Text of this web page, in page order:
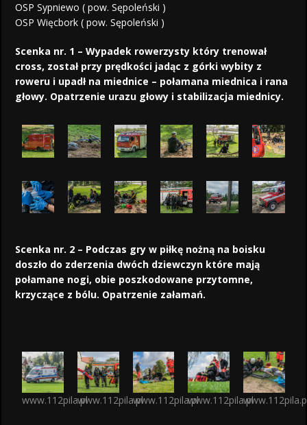
OSP Sypniewo ( pow. Sępoleński )
OSP Więcbork ( pow. Sępoleński )
Scenka nr. 1 – Wypadek rowerzysty który trenował
cross, został przy prędkości jadąc z górki wybity z
roweru i upadł na miednice – połamana miednica i rana
głowy. Opatrzenie urazu głowy i stabilizacja miednicy.
Scenka nr. 2 – Podczas gry w piłkę nożną na boisku
doszło do zderzenia dwóch dziewczyn które mają
połamane nogi, obie poszkodowane przytomne,
krzyczące z bólu. Opatrzenie załamań.
www.112pila.plwww.112pila.plwww.112pila.plwww.112pila.pl